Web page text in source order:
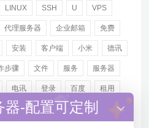
LINUX SSH U VPS
代理服务器 企业邮箱 免费
安装 客户端 小米 德讯
步骤 文件 服务 服务器
电讯 登录 百度 租用
机 证书 配置 阿里
-配置可定制